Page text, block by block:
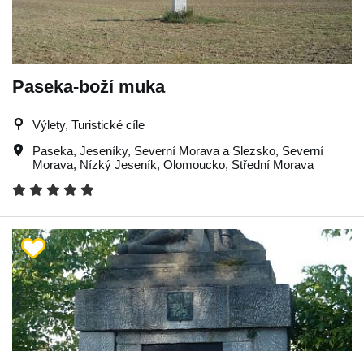
Paseka-boží muka
Výlety, Turistické cíle
Paseka, Jeseníky, Severní Morava a Slezsko, Severní
Morava, Nízký Jeseník, Olomoucko, Střední Morava